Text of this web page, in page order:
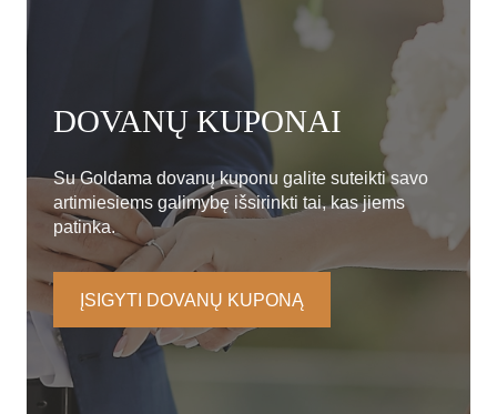
DOVANŲ KUPONAI
Su Goldama dovanų kuponu galite suteikti savo
artimiesiems galimybę išsirinkti tai, kas jiems
patinka.
ĮSIGYTI DOVANŲ KUPONĄ